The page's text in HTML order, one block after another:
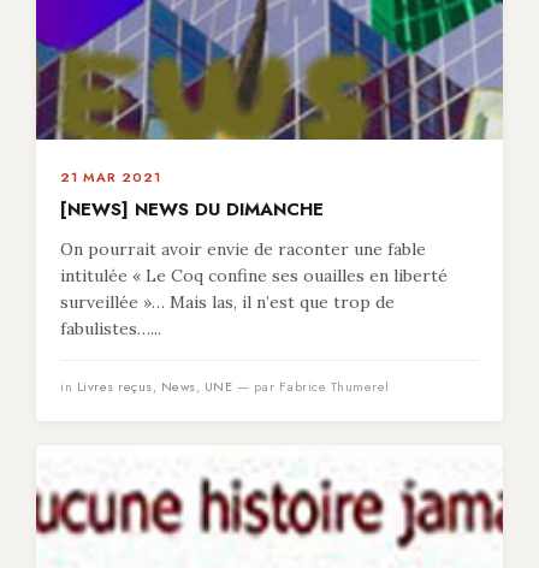
21 MAR 2021
[NEWS] NEWS DU DIMANCHE
On pourrait avoir envie de raconter une fable
intitulée « Le Coq confine ses ouailles en liberté
surveillée »… Mais las, il n’est que trop de
fabulistes…...
in Livres reçus, News, UNE — par Fabrice Thumerel